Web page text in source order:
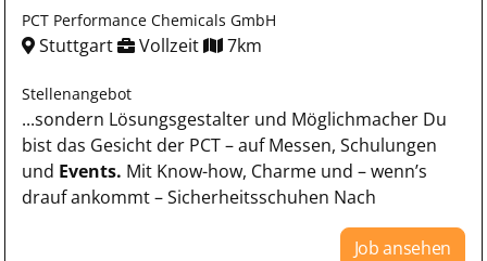
PCT Performance Chemicals GmbH
Stuttgart Vollzeit 7km
Stellenangebot
...sondern Lösungsgestalter und Möglichmacher Du
bist das Gesicht der PCT – auf Messen, Schulungen
und Events. Mit Know-how, Charme und – wenn’s
drauf ankommt – Sicherheitsschuhen Nach
Job ansehen